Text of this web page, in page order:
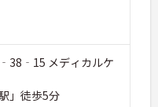
されていま
！＞
わせた個別
を用いた学習
メディカルケ
」徒歩5分